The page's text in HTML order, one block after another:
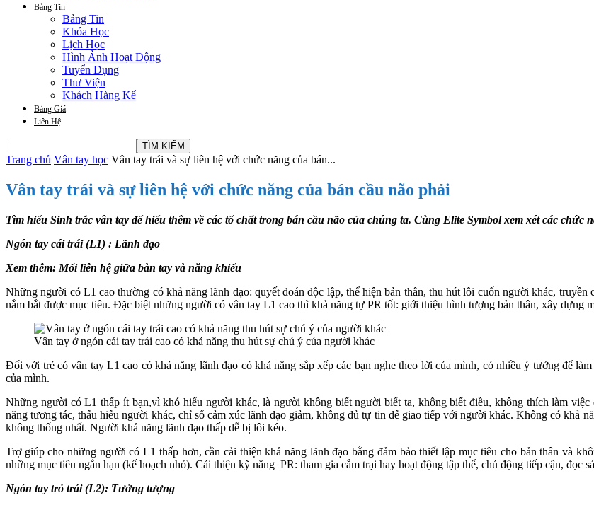
Bảng Tin
Bảng Tin
Khóa Học
Lịch Học
Hình Ảnh Hoạt Động
Tuyển Dụng
Thư Viện
Khách Hàng Kể
Bảng Giá
Liên Hệ
Trang chủ Vân tay học Vân tay trái và sự liên hệ với chức năng của bán...
Vân tay trái và sự liên hệ với chức năng của bán cầu não phải
Tìm hiểu Sinh trắc vân tay để hiểu thêm về các tố chất trong bán cầu não của chúng ta. Cùng Elite Symbol xem xét các chức
Ngón tay cái trái (L1) : Lãnh đạo
Xem thêm: Mối liên hệ giữa bàn tay và năng khiếu
Những người có L1 cao thường có khả năng lãnh đạo: quyết đoán độc lập, thể hiện bản thân, thu hút lôi cuốn người khác,
nắm bắt được mục tiêu. Đặc biệt những người có vân tay L1 cao thì khả năng tự PR tốt: giới thiệu hình tượng bản thân, xây dựng
Vân tay ở ngón cái tay trái cao có khả năng thu hút sự chú ý của người khác
Đối với trẻ có vân tay L1 cao có khả năng lãnh đạo có khả năng sắp xếp các bạn nghe theo lời của mình, có nhiều ý tưởng để
của mình.
Những người có L1 thấp ít bạn,vì khó hiểu người khác, là người không biết người biết ta, không biết điều, không thích làm
năng tương tác, thấu hiểu người khác, chỉ số cảm xúc lãnh đạo giảm, không đủ tự tin để giao tiếp với người khác. Không có khả
không thống nhất. Người khả năng lãnh đạo thấp dễ bị lôi kéo.
Trợ giúp cho những người có L1 thấp hơn, cần cải thiện khả năng lãnh đạo bằng đảm bảo thiết lập mục tiêu cho bản thân và
những mục tiêu ngắn hạn (kế hoạch nhỏ). Cải thiện kỹ năng PR: tham gia cắm trại hay hoạt động tập thể, chủ động tiếp cận, đọc
Ngón tay trỏ trái (L2): Tưởng tượng